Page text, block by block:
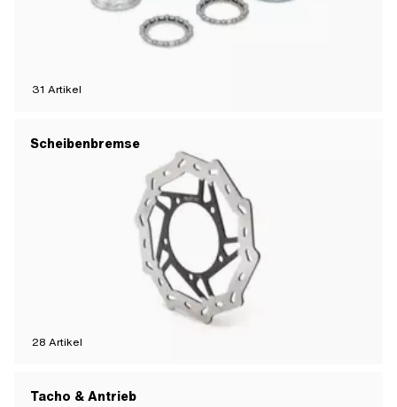
31 Artikel
Scheibenbremse
28 Artikel
Tacho & Antrieb